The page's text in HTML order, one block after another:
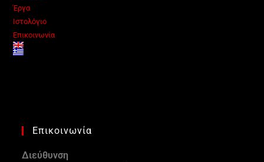
Έργα
Ιστολόγιο
Επικοινωνία
Επικοινωνία
Διεύθυνση